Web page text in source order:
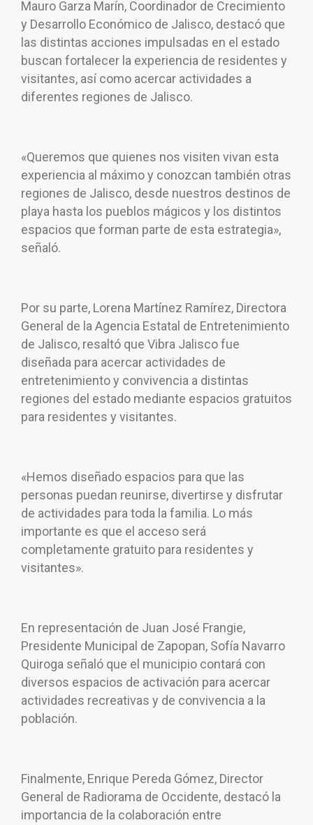
Mauro Garza Marín, Coordinador de Crecimiento
y Desarrollo Económico de Jalisco, destacó que
las distintas acciones impulsadas en el estado
buscan fortalecer la experiencia de residentes y
visitantes, así como acercar actividades a
diferentes regiones de Jalisco.
«Queremos que quienes nos visiten vivan esta
experiencia al máximo y conozcan también otras
regiones de Jalisco, desde nuestros destinos de
playa hasta los pueblos mágicos y los distintos
espacios que forman parte de esta estrategia»,
señaló.
Por su parte, Lorena Martínez Ramírez, Directora
General de la Agencia Estatal de Entretenimiento
de Jalisco, resaltó que Vibra Jalisco fue
diseñada para acercar actividades de
entretenimiento y convivencia a distintas
regiones del estado mediante espacios gratuitos
para residentes y visitantes.
«Hemos diseñado espacios para que las
personas puedan reunirse, divertirse y disfrutar
de actividades para toda la familia. Lo más
importante es que el acceso será
completamente gratuito para residentes y
visitantes».
En representación de Juan José Frangie,
Presidente Municipal de Zapopan, Sofía Navarro
Quiroga señaló que el municipio contará con
diversos espacios de activación para acercar
actividades recreativas y de convivencia a la
población.
Finalmente, Enrique Pereda Gómez, Director
General de Radiorama de Occidente, destacó la
importancia de la colaboración entre